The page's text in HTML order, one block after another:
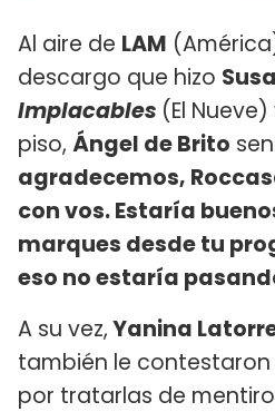
Al aire de LAM
descargo que hizo
Implacables (El
piso, Ángel de Brito
agradecemos,
con vos. Estaría
marques desde tu
eso no estaría
A su vez,Yanina
también le
por tratarlas de